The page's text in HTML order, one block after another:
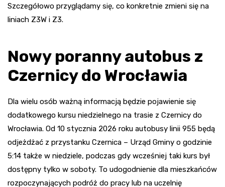
Szczegółowo przyglądamy się, co konkretnie zmieni się na
liniach Z3W i Z3.
Nowy poranny autobus z
Czernicy do Wrocławia
Dla wielu osób ważną informacją będzie pojawienie się
dodatkowego kursu niedzielnego na trasie z Czernicy do
Wrocławia. Od 10 stycznia 2026 roku autobusy linii 955 będą
odjeżdżać z przystanku Czernica – Urząd Gminy o godzinie
5:14 także w niedziele, podczas gdy wcześniej taki kurs był
dostępny tylko w soboty. To udogodnienie dla mieszkańców
rozpoczynających podróż do pracy lub na uczelnię